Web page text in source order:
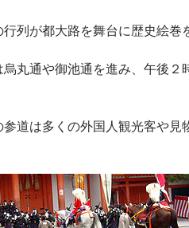
列が都大路を舞台に歴史絵巻
烏丸通や御池通を進み、午後２
道は多くの外国人観光客や見